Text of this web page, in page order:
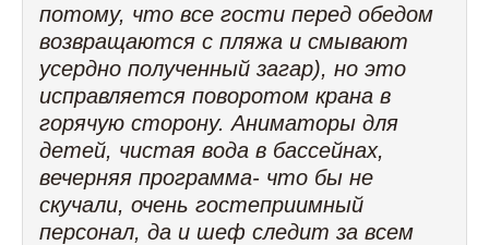
потому, что все гости перед обедом
возвращаются с пляжа и смывают
усердно полученный загар), но это
исправляется поворотом крана в
горячую сторону. Аниматоры для
детей, чистая вода в бассейнах,
вечерняя программа- что бы не
скучали, очень гостеприимный
персонал, да и шеф следит за всем